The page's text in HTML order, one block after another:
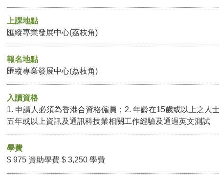
上課地點
匯縱專業發展中心(荔枝角)
報名地點
匯縱專業發展中心(荔枝角)
入讀資格
1. 申請人必須為香港合資格僱員；2. 年齡在15歲或以上之人
五年或以上資訊及通訊科技業相關工作經驗及通過英文測試
學費
$ 975 資助學費 $ 3,250 學費